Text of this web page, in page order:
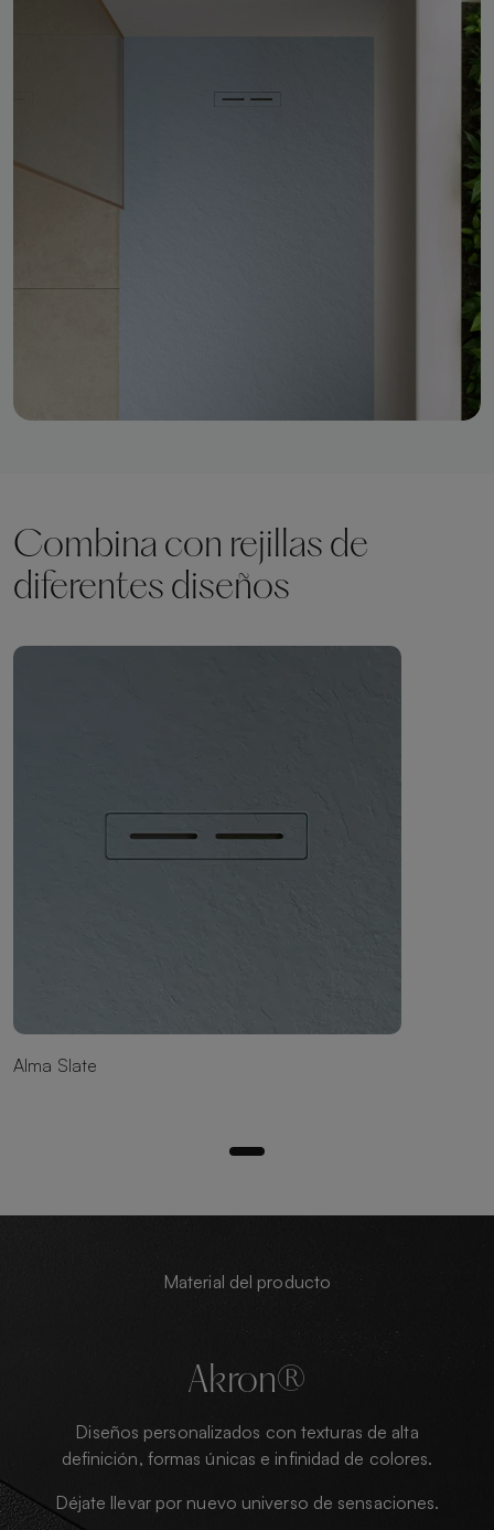
Combina con rejillas de
diferentes diseños
Alma Slate
Material del producto
Akron®
Diseños personalizados con texturas de alta
definición, formas únicas e infinidad de colores.
Déjate llevar por nuevo universo de sensaciones.